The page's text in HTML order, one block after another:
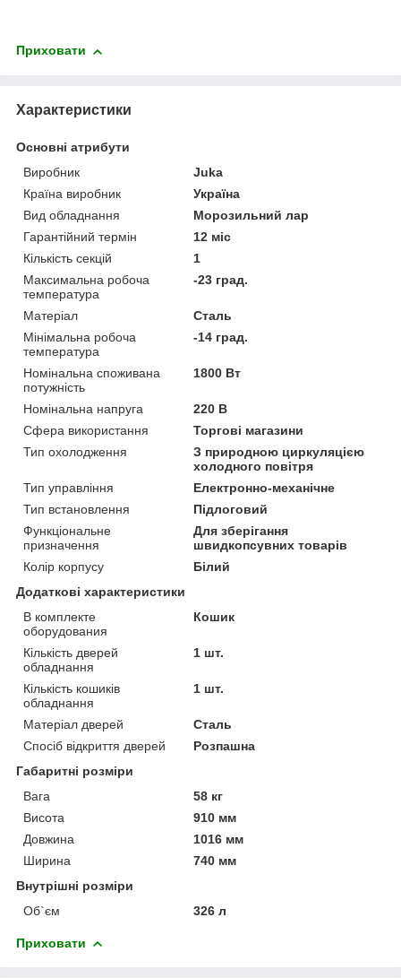
Приховати
Характеристики
Основні атрибути
Виробник
Juka
Країна виробник
Україна
Вид обладнання
Морозильний лар
Гарантійний термін
12 міс
Кількість секцій
1
Максимальна робоча
температура
-23 град.
Матеріал
Сталь
Мінімальна робоча
температура
-14 град.
Номінальна споживана
потужність
1800 Вт
Номінальна напруга
220 В
Сфера використання
Торгові магазини
Тип охолодження
З природною циркуляцією
холодного повітря
Тип управління
Електронно-механічне
Тип встановлення
Підлоговий
Функціональне
призначення
Для зберігання
швидкопсувних товарів
Колір корпусу
Білий
Додаткові характеристики
В комплекте
оборудования
Кошик
Кількість дверей
обладнання
1 шт.
Кількість кошиків
обладнання
1 шт.
Матеріал дверей
Сталь
Спосіб відкриття дверей
Розпашна
Габаритні розміри
Вага
58 кг
Висота
910 мм
Довжина
1016 мм
Ширина
740 мм
Внутрішні розміри
Об`єм
326 л
Приховати